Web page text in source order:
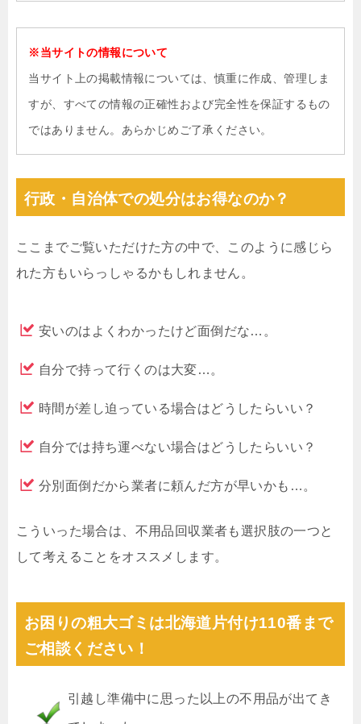
※当サイトの情報について
当サイト上の掲載情報については、慎重に作成、管理しま
すが、すべての情報の正確性および完全性を保証するもの
ではありません。あらかじめご了承ください。
行政・自治体での処分はお得なのか？
ここまでご覧いただけた方の中で、このように感じら
れた方もいらっしゃるかもしれません。
安いのはよくわかったけど面倒だな…。
自分で持って行くのは大変…。
時間が差し迫っている場合はどうしたらいい？
自分では持ち運べない場合はどうしたらいい？
分別面倒だから業者に頼んだ方が早いかも…。
こういった場合は、不用品回収業者も選択肢の一つと
して考えることをオススメします。
お困りの粗大ゴミは北海道片付け110番まで
ご相談ください！
引越し準備中に思った以上の不用品が出てき